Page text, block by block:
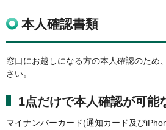
本人確認書類
窓口にお越しになる方の本人確認のため
さい。
1点だけで本人確認が可能
マイナンバーカード(通知カード及び